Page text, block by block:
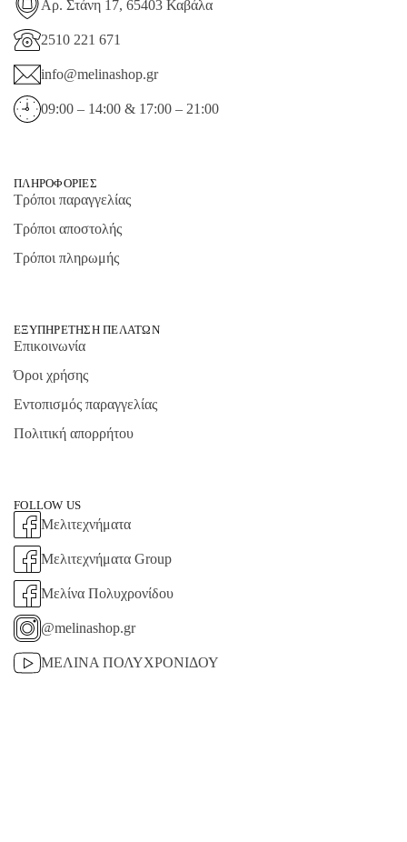
Αρ. Στάνη 17, 65403 Καβάλα
2510 221 671
info@melinashop.gr
09:00 – 14:00 & 17:00 – 21:00
ΠΛΗΡΟΦΟΡΊΕΣ
Τρόποι παραγγελίας
Τρόποι αποστολής
Τρόποι πληρωμής
ΕΞΥΠΗΡΈΤΗΣΗ ΠΕΛΑΤΏΝ
Επικοινωνία
Όροι χρήσης
Εντοπισμός παραγγελίας
Πολιτική απορρήτου
FOLLOW US
Μελιτεχνήματα
Μελιτεχνήματα Group
Μελίνα Πολυχρονίδου
@melinashop.gr
ΜΕΛΙΝΑ ΠΟΛΥΧΡΟΝΙΔΟΥ